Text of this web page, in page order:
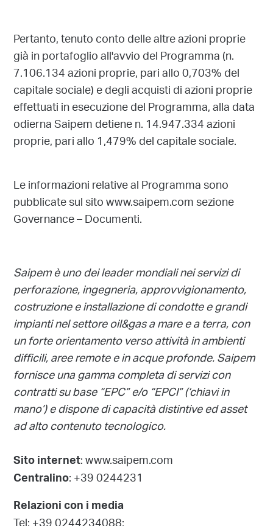
Pertanto, tenuto conto delle altre azioni proprie
già in portafoglio all'avvio del Programma (n.
7.106.134 azioni proprie, pari allo 0,703% del
capitale sociale) e degli acquisti di azioni proprie
effettuati in esecuzione del Programma, alla data
odierna Saipem detiene n. 14.947.334 azioni
proprie, pari allo 1,479% del capitale sociale.
Le informazioni relative al Programma sono
pubblicate sul sito www.saipem.com sezione
Governance – Documenti.
Saipem è uno dei leader mondiali nei servizi di
perforazione, ingegneria, approvvigionamento,
costruzione e installazione di condotte e grandi
impianti nel settore oil&gas a mare e a terra, con
un forte orientamento verso attività in ambienti
difficili, aree remote e in acque profonde. Saipem
fornisce una gamma completa di servizi con
contratti su base “EPC” e/o “EPCI” (‘chiavi in
mano’) e dispone di capacità distintive ed asset
ad alto contenuto tecnologico.
Sito internet: www.saipem.com
Centralino: +39 0244231
Relazioni con i media